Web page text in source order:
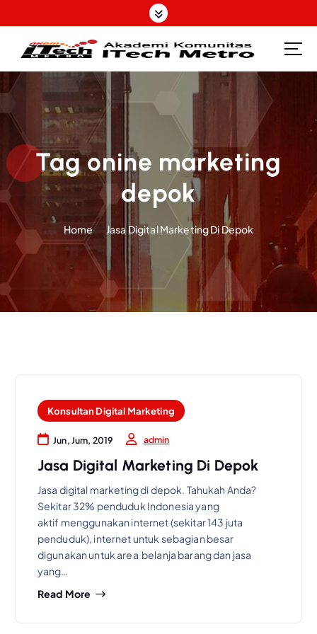
k
t
t
Tag onine marketing
depok
Home Jasa Digital Marketing Di Depok
Konsultan Digital Marketing
Jun, Jum, 2019 admin
Jasa Digital Marketing Di Depok
Jasa digital marketing di depok. Tahukah Anda?
Sekitar 32% penduduk Indonesia yang
aktif menggunakan internet (sekitar 143 juta
penduduk), internet untuk sebagian besar
digunakan untuk area belanja barang dan jasa
yang…
Read More